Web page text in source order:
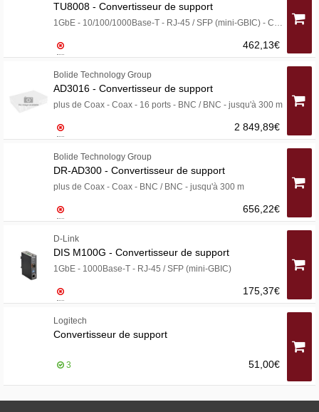
TU8008 - Convertisseur de support
462,13€
Bolide Technology Group
AD3016 - Convertisseur de support
plus de Coax - Coax - 16 ports - BNC / BNC - jusqu'à 300 m
2 849,89€
Bolide Technology Group
DR-AD300 - Convertisseur de support
plus de Coax - Coax - BNC / BNC - jusqu'à 300 m
656,22€
D-Link
DIS M100G - Convertisseur de support
1GbE - 1000Base-T - RJ-45 / SFP (mini-GBIC)
175,37€
Logitech
Convertisseur de support
51,00€
3